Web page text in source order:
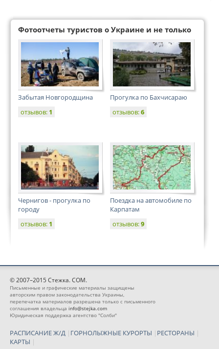
Фотоотчеты туристов о Украине и не только
Забытая Новгородщина
отзывов: 1
Прогулка по Бахчисараю
отзывов:6
Чернигов - прогулка по
городу
отзывов: 1
Поездка на автомобиле по
Карпатам
отзывов:9
© 2007–2015 Стежка. COM.
Письменные и графические материалы защищены
авторским правом законодательства Украины,
перепечатка материалов разрешена только с письменного
соглашения владельца info@stejka.com
Юридическая поддержка агентство "Солби"
РАСПИСАНИЕ Ж/Д | ГОРНОЛЫЖНЫЕ КУРОРТЫ | РЕСТОРАНЫ |
КАРТЫ |